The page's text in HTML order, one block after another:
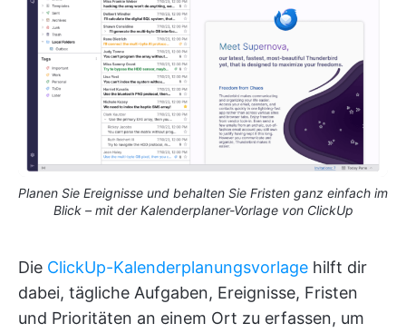
Planen Sie Ereignisse und behalten Sie Fristen ganz einfach im
Blick – mit der Kalenderplaner-Vorlage von ClickUp
Die ClickUp-Kalenderplanungsvorlage hilft dir
dabei, tägliche Aufgaben, Ereignisse, Fristen
und Prioritäten an einem Ort zu erfassen, um